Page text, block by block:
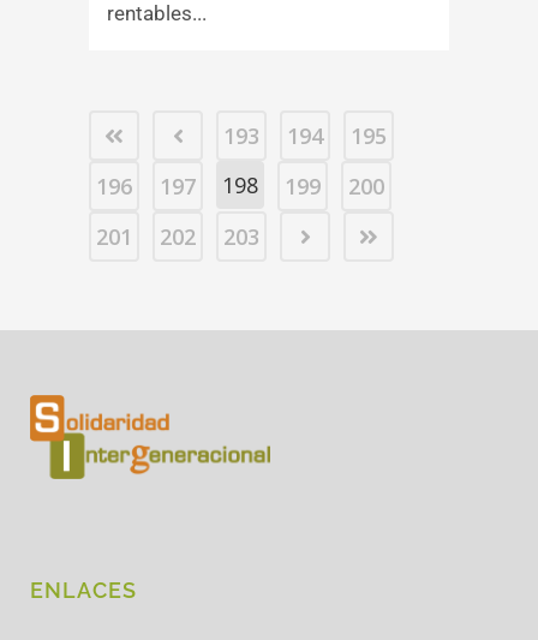
rentables...
193 194
195
196
197 198 199
200
201
202 203
ENLACES